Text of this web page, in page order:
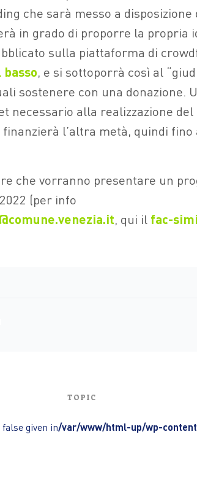
che sarà messo a disposizione
in grado di proporre la propria
sulla piattaforma di
, e si sottoporrà così al
sostenere con una donazione.
necessario alla realizzazione
l’altra metà, quindi fino
che vorranno presentare un
(per info
, qui il fac-
TOPIC
given in/var/www/html-up/wp-